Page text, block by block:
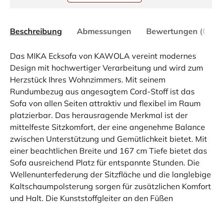
Beschreibung Abmessungen Bewertungen (0)
Das MIKA Ecksofa von KAWOLA vereint modernes
Design mit hochwertiger Verarbeitung und wird zum
Herzstück Ihres Wohnzimmers. Mit seinem
Rundumbezug aus angesagtem Cord-Stoff ist das
Sofa von allen Seiten attraktiv und flexibel im Raum
platzierbar. Das herausragende Merkmal ist der
mittelfeste Sitzkomfort, der eine angenehme Balance
zwischen Unterstützung und Gemütlichkeit bietet. Mit
einer beachtlichen Breite und 167 cm Tiefe bietet das
Sofa ausreichend Platz für entspannte Stunden. Die
Wellenunterfederung der Sitzfläche und die langlebige
Kaltschaumpolsterung sorgen für zusätzlichen Komfort
und Halt. Die Kunststoffgleiter an den Füßen